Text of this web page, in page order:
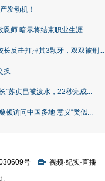
发动机！
恩师 暗示将结束职业生涯
反击打掉其3颗牙，双双被刑...
换
”苏贞昌被泼水，22秒完成...
顿访问中国多地 意义“类似...
号 视频·纪实·直播